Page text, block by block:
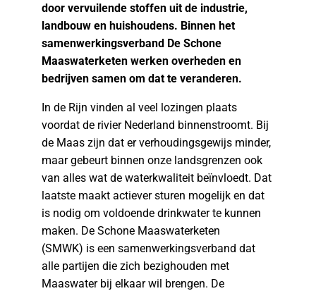
door vervuilende stoffen uit de industrie,
landbouw en huishoudens. Binnen het
samenwerkingsverband De Schone
Maaswaterketen werken overheden en
bedrijven samen om dat te veranderen.
In de Rijn vinden al veel lozingen plaats
voordat de rivier Nederland binnenstroomt. Bij
de Maas zijn dat er verhoudingsgewijs minder,
maar gebeurt binnen onze landsgrenzen ook
van alles wat de waterkwaliteit beïnvloedt. Dat
laatste maakt actiever sturen mogelijk en dat
is nodig om voldoende drinkwater te kunnen
maken. De Schone Maaswaterketen
(SMWK) is een samenwerkingsverband dat
alle partijen die zich bezighouden met
Maaswater bij elkaar wil brengen. De